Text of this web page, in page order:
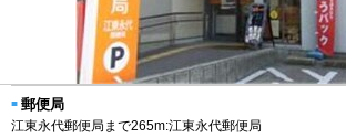
郵便局
江東永代郵便局まで265m:江東永代郵便局